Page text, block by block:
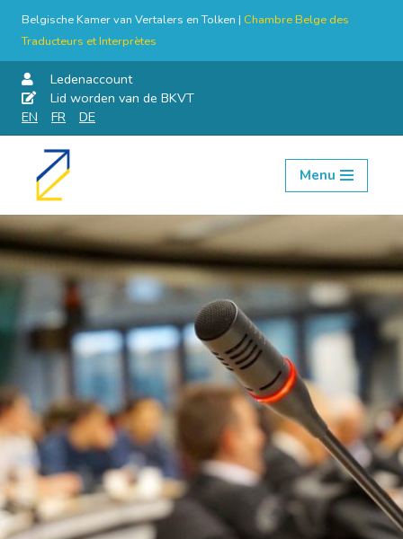
Belgische Kamer van Vertalers en Tolken | Chambre Belge des
Traducteurs et Interprètes
Ledenaccount
Lid worden van de BKVT
EN
FR DE
Skip
content
Menu